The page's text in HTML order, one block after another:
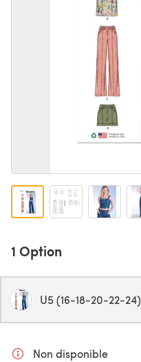
1 Option
U5 (16-18-20-22-24)
Non disponible